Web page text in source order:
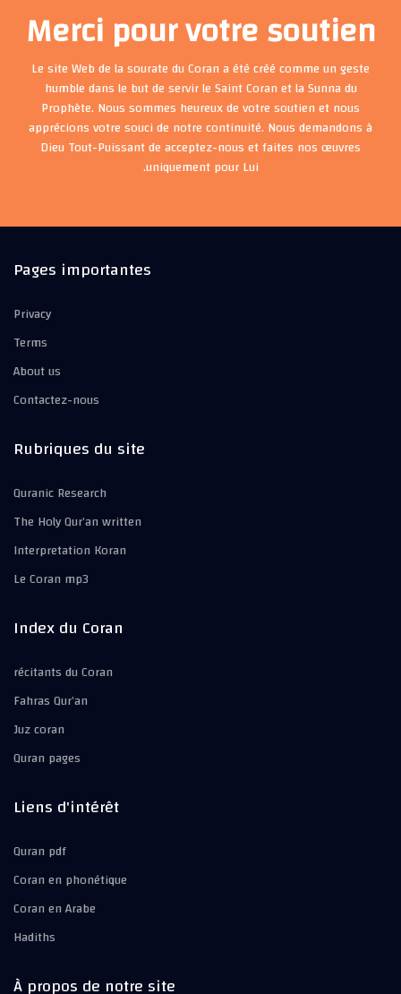
Merci pour votre soutien
Le site Web de la sourate du Coran a été créé comme un geste
humble dans le but de servir le Saint Coran et la Sunna du
Prophète. Nous sommes heureux de votre soutien et nous
apprécions votre souci de notre continuité. Nous demandons à
Dieu Tout-Puissant de acceptez-nous et faites nos œuvres
uniquement pour Lui.
Pages importantes
Privacy
Terms
About us
Contactez-nous
Rubriques du site
Quranic Research
The Holy Qur’an written
Interpretation Koran
Le Coran mp3
Index du Coran
récitants du Coran
Fahras Qur’an
Juz coran
Quran pages
Liens d'intérêt
Quran pdf
Coran en phonétique
Coran en Arabe
Hadiths
À propos de notre site